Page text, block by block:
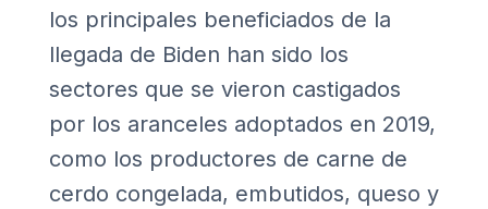
los principales beneficiados de la
llegada de Biden han sido los
sectores que se vieron castigados
por los aranceles adoptados en 2019,
como los productores de carne de
cerdo congelada, embutidos, queso y